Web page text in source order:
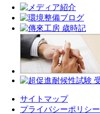
サイトマップ
プライバシーポリシー